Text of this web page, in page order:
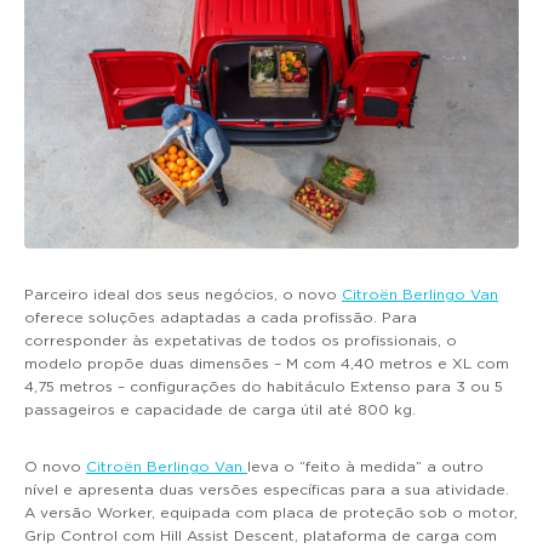
Parceiro ideal dos seus negócios, o novo Citroën Berlingo Van
oferece soluções adaptadas a cada profissão. Para
corresponder às expetativas de todos os profissionais, o
modelo propõe duas dimensões – M com 4,40 metros e XL com
4,75 metros – configurações do habitáculo Extenso para 3 ou 5
passageiros e capacidade de carga útil até 800 kg.
O novo Citroën Berlingo Van leva o “feito à medida” a outro
nível e apresenta duas versões específicas para a sua atividade.
A versão Worker, equipada com placa de proteção sob o motor,
Grip Control com Hill Assist Descent, plataforma de carga com